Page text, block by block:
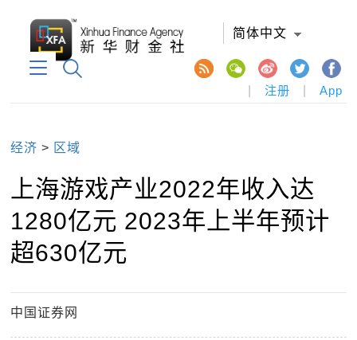
简体中文
注册 App
经济 > 区域
上海游戏产业2022年收入达
1280亿元 2023年上半年预计
超630亿元
中国证券网